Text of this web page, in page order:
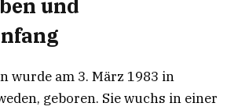
und
wurde am 3. März 1983 in
geboren. Sie wuchs in einer